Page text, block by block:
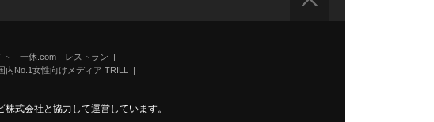
ト 一休.com レストラン
内No.1女性向けメディア TRILL
式会社と協力して運営しています。